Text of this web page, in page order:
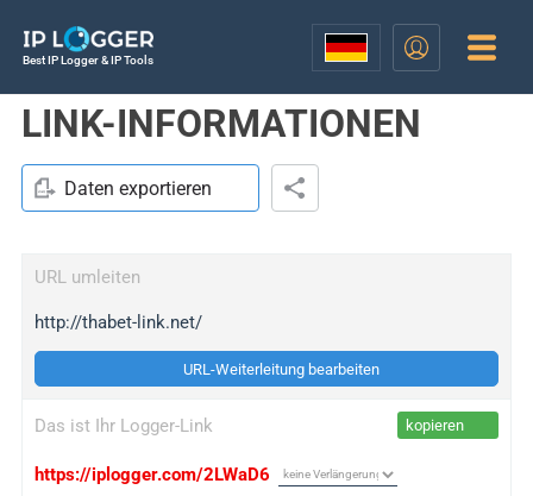
Best IP Logger & IP Tools
LINK-INFORMATIONEN
Daten exportieren
URL umleiten
http://thabet-link.net/
URL-Weiterleitung bearbeiten
Das ist Ihr Logger-Link kopieren
https://iplogger.com/2LWaD6